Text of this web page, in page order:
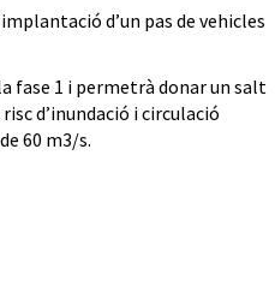
d’un pas de vehicles
fase 1 i permetrà donar un salt
d’inundació i circulació
60 m3/s.